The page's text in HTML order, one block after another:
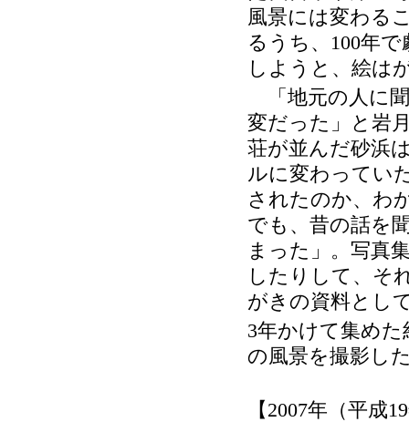
風景には変わる
るうち、
100年で
しようと、絵は
「地元の人に
変だった」と岩
荘が並んだ砂浜
ルに変わってい
されたのか、わ
でも、昔の話を
まった」。写真
したりして、そ
がきの資料とし
3年かけて集めた
の風景を撮影し
【2007年（平成19